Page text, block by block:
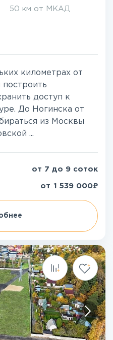
50 км от МКАД
километрах от
построить
доступ к
До Ногинска от
из Москвы
...
от 7 до 9 соток
от 1 539 000₽